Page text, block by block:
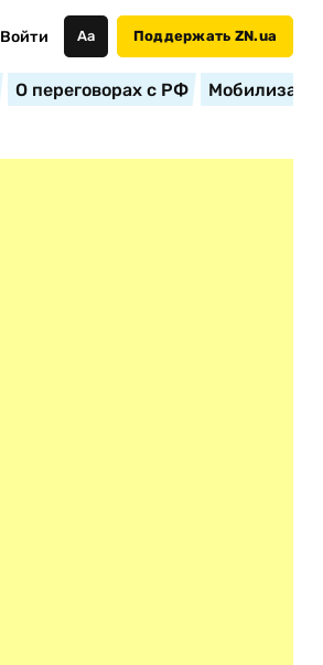
Войти Аа Поддержать ZN.ua
О переговорах с РФ